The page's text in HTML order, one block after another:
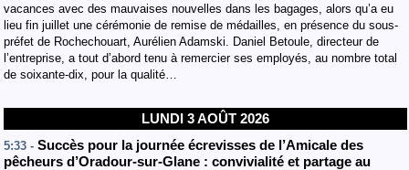
vacances avec des mauvaises nouvelles dans les bagages, alors qu’a eu
lieu fin juillet une cérémonie de remise de médailles, en présence du sous-
préfet de Rochechouart, Aurélien Adamski. Daniel Betoule, directeur de
l’entreprise, a tout d’abord tenu à remercier ses employés, au nombre total
de soixante-dix, pour la qualité…
LUNDI 3 AOÛT 2026
5:33 - Succès pour la journée écrevisses de l’Amicale des
pêcheurs d’Oradour-sur-Glane : convivialité et partage au